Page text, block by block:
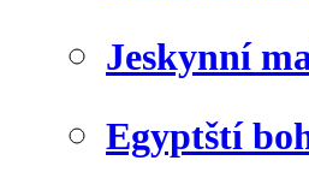
Jeskynní
Egyptští